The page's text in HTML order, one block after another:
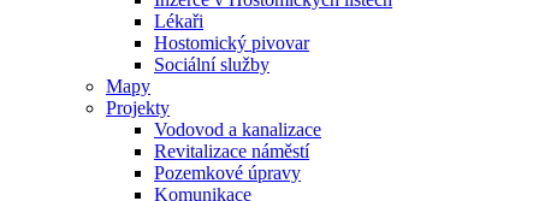
Lékaři
Hostomický pivovar
Sociální služby
Mapy
Projekty
Vodovod a kanalizace
Revitalizace náměstí
Pozemkové úpravy
Komunikace